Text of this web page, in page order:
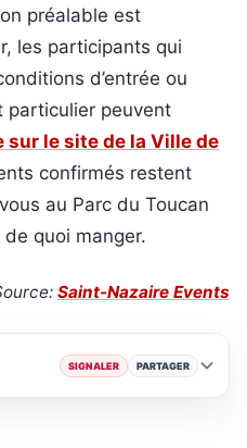
préalable est
les participants qui
d’entrée ou
particulier peuvent
sur le site de la Ville de
confirmés restent
au Parc du Toucan
quoi manger.
Saint-Nazaire Events
SIGNALER PARTAGER